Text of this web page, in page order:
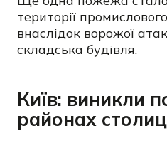
території
внаслідок ворожої
складська будівля.
Київ: виникли
районах